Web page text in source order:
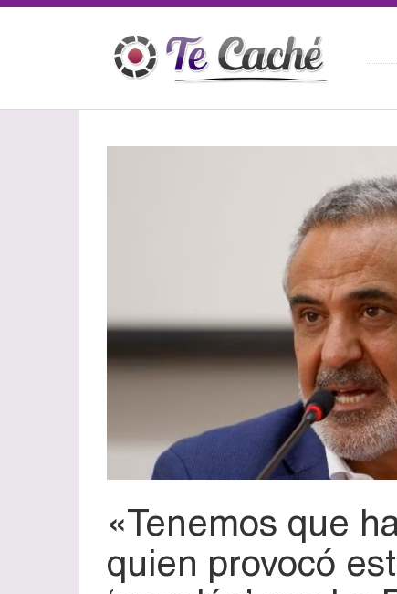
«Tenemos que
quien provocó